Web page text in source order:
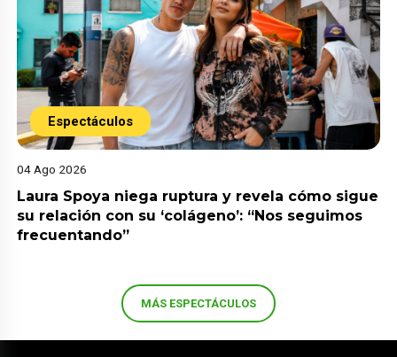
Espectáculos
04 Ago 2026
Laura Spoya niega ruptura y revela cómo sigue
su relación con su ‘colágeno’: “Nos seguimos
frecuentando”
MÁS ESPECTÁCULOS